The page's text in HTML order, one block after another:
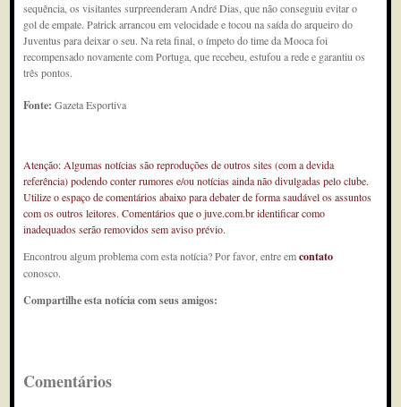
sequência, os visitantes surpreenderam André Dias, que não conseguiu evitar o
gol de empate. Patrick arrancou em velocidade e tocou na saída do arqueiro do
Juventus para deixar o seu. Na reta final, o ímpeto do time da Mooca foi
recompensado novamente com Portuga, que recebeu, estufou a rede e garantiu os
três pontos.
Fonte:Gazeta Esportiva
Atenção: Algumas notícias são reproduções de outros sites (com a devida
referência) podendo conter rumores e/ou notícias ainda não divulgadas pelo clube.
Utilize o espaço de comentários abaixo para debater de forma saudável os assuntos
com os outros leitores. Comentários que o juve.com.br identificar como
inadequados serão removidos sem aviso prévio.
Encontrou algum problema com esta notícia? Por favor, entre emcontato
conosco.
Compartilhe esta notícia com seus amigos:
Comentários